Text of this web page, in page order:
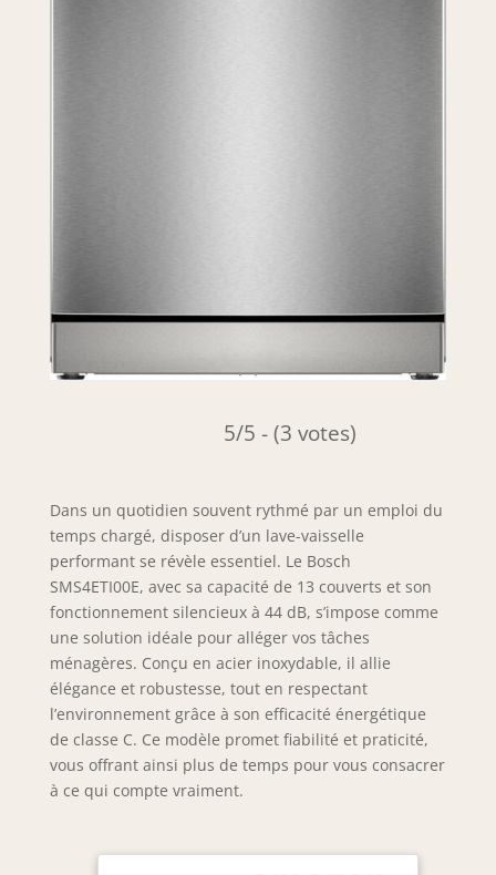
5/5 - (3 votes)
Dans un quotidien souvent rythmé par un emploi du
temps chargé, disposer d’un lave-vaisselle
performant se révèle essentiel. Le Bosch
SMS4ETI00E, avec sa capacité de 13 couverts et son
fonctionnement silencieux à 44 dB, s’impose comme
une solution idéale pour alléger vos tâches
ménagères. Conçu en acier inoxydable, il allie
élégance et robustesse, tout en respectant
l’environnement grâce à son efficacité énergétique
de classe C. Ce modèle promet fiabilité et praticité,
vous offrant ainsi plus de temps pour vous consacrer
à ce qui compte vraiment.